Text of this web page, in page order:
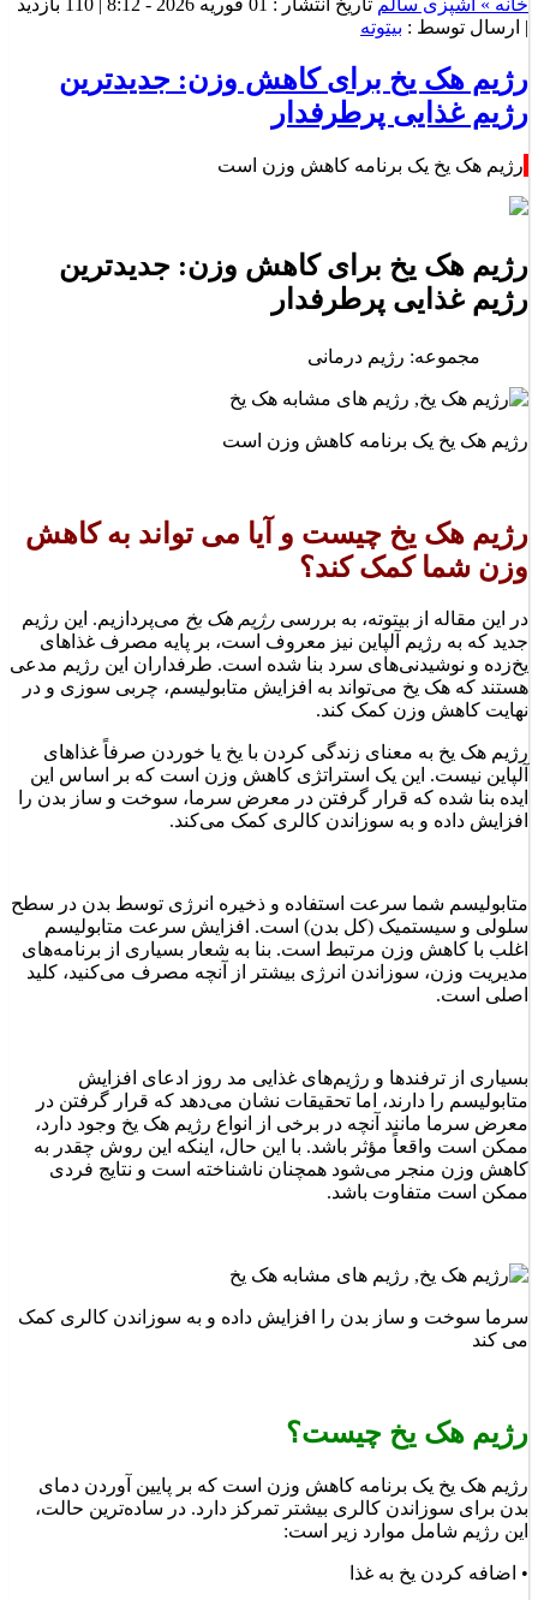
| ارسال توسط : بیتوته
رژیم هک یخ برای کاهش وزن: جدیدترین
رژیم غذایی پرطرفدار
رژیم هک یخ یک برنامه کاهش وزن است
رژیم هک یخ برای کاهش وزن: جدیدترین
رژیم غذایی پرطرفدار
مجموعه: رژیم درمانی
رژیم هک یخ یک برنامه کاهش وزن است
رژیم هک یخ چیست و آیا می تواند به کاهش
وزن شما کمک کند؟
در این مقاله از بیتوته، به بررسی رژیم هک یخ می‌پردازیم. این رژیم
جدید که به رژیم آلپاین نیز معروف است، بر پایه مصرف غذاهای
یخ‌زده و نوشیدنی‌های سرد بنا شده است. طرفداران این رژیم مدعی
هستند که هک یخ می‌تواند به افزایش متابولیسم، چربی سوزی و در
نهایت کاهش وزن کمک کند.
رژیم هک یخ به معنای زندگی کردن با یخ یا خوردن صرفاً غذاهای
آلپاین نیست. این یک استراتژی کاهش وزن است که بر اساس این
ایده بنا شده که قرار گرفتن در معرض سرما، سوخت و ساز بدن را
افزایش داده و به سوزاندن کالری کمک می‌کند.
متابولیسم شما سرعت استفاده و ذخیره انرژی توسط بدن در سطح
سلولی و سیستمیک (کل بدن) است. افزایش سرعت متابولیسم
اغلب با کاهش وزن مرتبط است. بنا به شعار بسیاری از برنامه‌های
مدیریت وزن، سوزاندن انرژی بیشتر از آنچه مصرف می‌کنید، کلید
اصلی است.
بسیاری از ترفندها و رژیم‌های غذایی مد روز ادعای افزایش
متابولیسم را دارند، اما تحقیقات نشان می‌دهد که قرار گرفتن در
معرض سرما مانند آنچه در برخی از انواع رژیم هک یخ وجود دارد،
ممکن است واقعاً مؤثر باشد. با این حال، اینکه این روش چقدر به
کاهش وزن منجر می‌شود همچنان ناشناخته است و نتایج فردی
ممکن است متفاوت باشد.
سرما سوخت و ساز بدن را افزایش داده و به سوزاندن کالری کمک
می کند
رژیم هک یخ چیست؟
رژیم هک یخ یک برنامه کاهش وزن است که بر پایین آوردن دمای
بدن برای سوزاندن کالری بیشتر تمرکز دارد. در ساده‌ترین حالت،
این رژیم شامل موارد زیر است:
• اضافه کردن یخ به غذا